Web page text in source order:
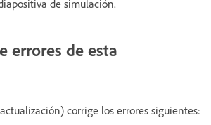
de simulación.
errores de esta
corrige los errores siguientes: